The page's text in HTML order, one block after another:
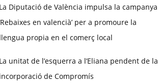
La Diputació de València impulsa la campanya
en valencià’ per a promoure la
llengua propia en el comerç local
La unitat de l’esquerra a l’Eliana pendent de la
incorporació de Compromís